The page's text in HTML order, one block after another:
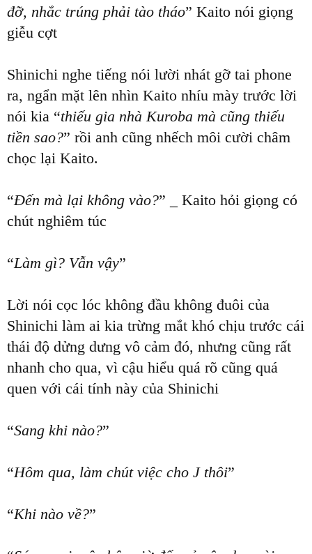
đỡ, nhắc trúng phải tào tháo” Kaito nói giọng
giễu cợt
Shinichi nghe tiếng nói lười nhát gỡ tai phone
ra, ngẩn mặt lên nhìn Kaito nhíu mày trước lời
nói kia “thiếu gia nhà Kuroba mà cũng thiếu
tiền sao?” rồi anh cũng nhếch môi cười châm
chọc lại Kaito.
“Đến mà lại không vào?” _ Kaito hỏi giọng có
chút nghiêm túc
“Làm gì? Vẫn vậy”
Lời nói cọc lóc không đầu không đuôi của
Shinichi làm ai kia trừng mắt khó chịu trước cái
thái độ dửng dưng vô cảm đó, nhưng cũng rất
nhanh cho qua, vì cậu hiểu quá rõ cũng quá
quen với cái tính này của Shinichi
“Sang khi nào?”
“Hôm qua, làm chút việc cho J thôi”
“Khi nào về?”